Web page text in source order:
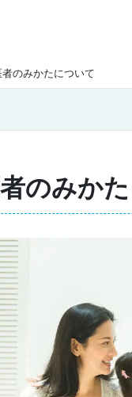
のみかたについて
のみか